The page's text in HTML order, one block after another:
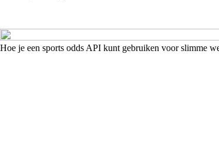
Hoe je een sports odds API kunt gebruiken voor slimme